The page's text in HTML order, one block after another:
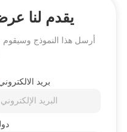
يقدم لنا
أرسل هذا النموذج وسيقوم
بريد